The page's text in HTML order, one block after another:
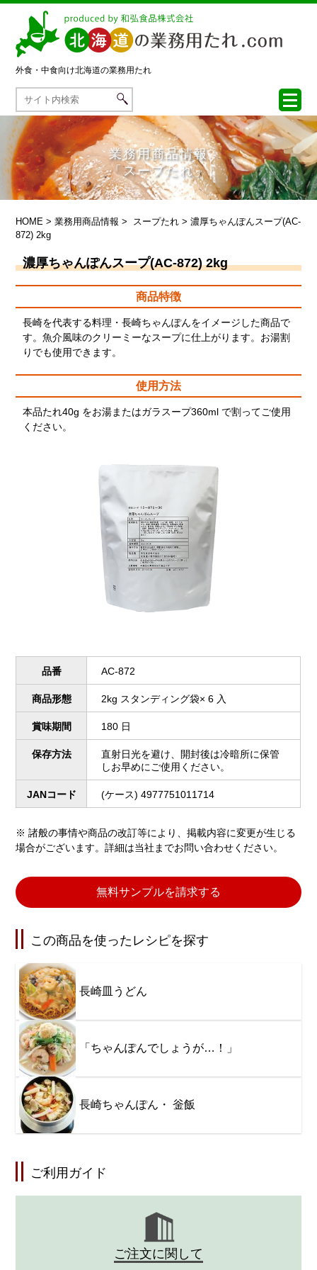
外食・中食向け北海道の業務用たれ
業務用商品情報
「スープたれ」
HOME >業務用商品情報 > スープたれ > 濃厚ちゃんぽんスープ(AC-
872) 2kg
濃厚ちゃんぽんスープ(AC-872) 2kg
商品特徴
長崎を代表する料理・長崎ちゃんぽんをイメージした商品で
す。魚介風味のクリーミーなスープに仕上がります。お湯割
りでも使用できます。
使用方法
本品たれ40g をお湯またはガラスープ360ml で割ってご使用
ください。
品番 AC-872
商品形態 2kg スタンディング袋× 6 入
賞味期間 180 日
保存方法
直射日光を避け、開封後は冷暗所に保管
しお早めにご使用ください。
JANコード (ケース) 4977751011714
※ 諸般の事情や商品の改訂等により、掲載内容に変更が生じる
場合がございます。詳細は当社までお問い合わせください。
無料サンプルを請求する
この商品を使ったレシピを探す
長崎皿うどん
「ちゃんぽんでしょうが…！」
長崎ちゃんぽん・ 釡飯
ご利用ガイド
ご注文に関して